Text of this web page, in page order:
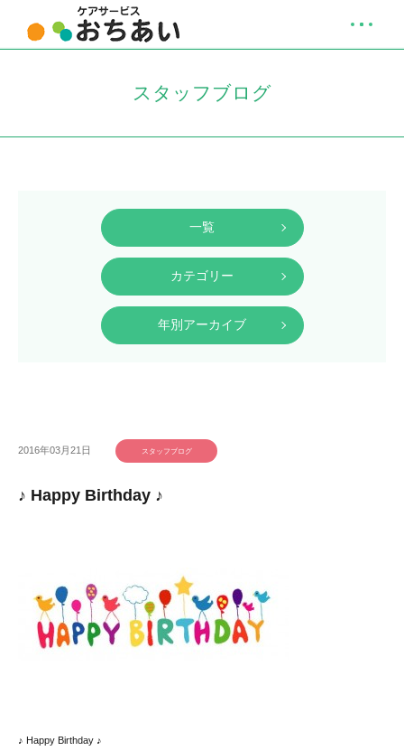
スタッフブログ
一覧
カテゴリー
年別アーカイブ
2016年03月21日 スタッフブログ
♪ Happy Birthday ♪
♪ Happy Birthday ♪